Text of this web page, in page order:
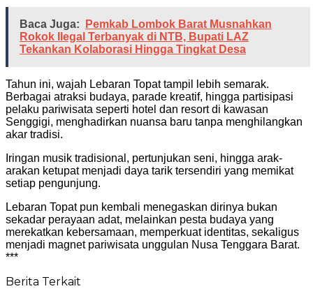
Baca Juga:
Pemkab Lombok Barat Musnahkan
Rokok Ilegal Terbanyak di NTB, Bupati LAZ
Tekankan Kolaborasi Hingga Tingkat Desa
Tahun ini, wajah Lebaran Topat tampil lebih semarak.
Berbagai atraksi budaya, parade kreatif, hingga partisipasi
pelaku pariwisata seperti hotel dan resort di kawasan
Senggigi, menghadirkan nuansa baru tanpa menghilangkan
akar tradisi.
Iringan musik tradisional, pertunjukan seni, hingga arak-
arakan ketupat menjadi daya tarik tersendiri yang memikat
setiap pengunjung.
Lebaran Topat pun kembali menegaskan dirinya bukan
sekadar perayaan adat, melainkan pesta budaya yang
merekatkan kebersamaan, memperkuat identitas, sekaligus
menjadi magnet pariwisata unggulan Nusa Tenggara Barat.
***
Berita Terkait